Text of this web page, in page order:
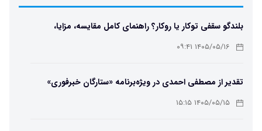
بلندگو سقفی توکار یا روکار؟ راهنمای کامل مقایسه، مزایا،
معایب و انتخاب بهترین مدل
۱۴۰۵/۰۵/۱۶ ۰۹:۴۱
تقدیر از مصطفی احمدی در ویژه‌برنامه «ستارگان خبرفوری»
۱۴۰۵/۰۵/۱۵ ۱۵:۱۵